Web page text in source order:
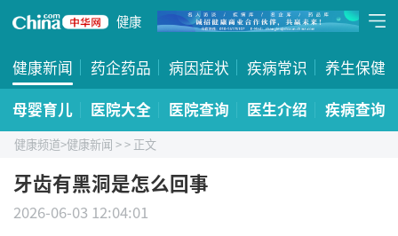
健康
健康新闻 药企药品 病因症状 疾病常识
养生保健
母婴育儿
医院大全 医院查询 医生介绍 疾病查询
健康频道>健康新闻 >> 正文
牙齿有黑洞是怎么回事
2026-06-03 12:04:01